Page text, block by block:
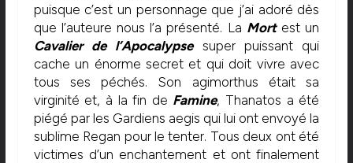
puisque c’est un personnage que j’ai adoré dès
que l’auteure nous l’a présenté. La Mortest un
Cavalier de l’Apocalypsesuper puissant qui
cache un énorme secret et qui doit vivre avec
tous ses péchés. Son agimorthus était sa
virginité et, à la fin de Famine, Thanatos a été
piégé par les Gardiens aegis qui lui ont envoyé la
sublime Regan pour le tenter. Tous deux ont été
victimes d’un enchantement et ont finalement